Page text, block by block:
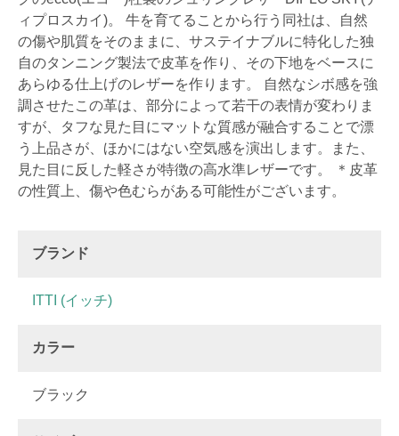
ィプロスカイ)。 牛を育てることから行う同社は、自然
の傷や肌質をそのままに、サステイナブルに特化した独
自のタンニング製法で皮革を作り、その下地をベースに
あらゆる仕上げのレザーを作ります。 自然なシボ感を強
調させたこの革は、部分によって若干の表情が変わりま
すが、タフな見た目にマットな質感が融合することで漂
う上品さが、ほかにはない空気感を演出します。また、
見た目に反した軽さが特徴の高水準レザーです。 ＊皮革
の性質上、傷や色むらがある可能性がございます。
ブランド
ITTI (イッチ)
カラー
ブラック